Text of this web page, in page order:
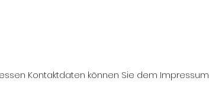
Kontaktdaten können Sie dem Impressum